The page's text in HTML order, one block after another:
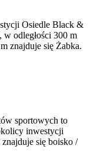
Osiedle Black &
w odległości 300 m
znajduje się Żabka.
sportowych to
inwestycji
się boisko /